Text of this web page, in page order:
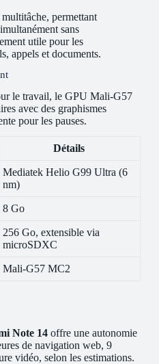
permettant
sans
utile pour les
appels et documents.
le travail, le GPU Mali-G57
avec des graphismes
pour les pauses.
Détails
Mediatek Helio G99 Ultra (6
nm)
8 Go
256 Go, extensible via
microSDXC
Mali-G57 MC2
Note 14 offre une autonomie
de navigation web, 9
vidéo, selon les estimations.